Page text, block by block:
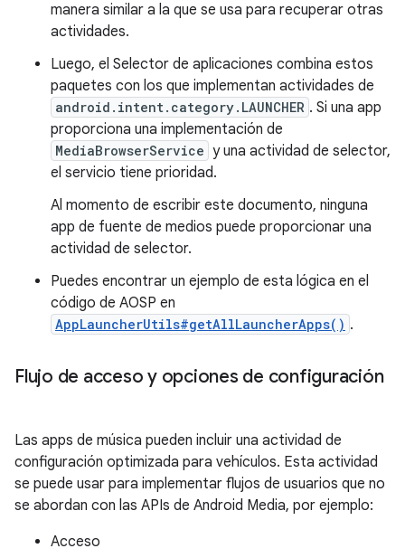
manera similar a la que se usa para recuperar otras
actividades.
Luego, el Selector de aplicaciones combina estos
paquetes con los que implementan actividades de
android.intent.category.LAUNCHER . Si una app
proporciona una implementación de
MediaBrowserService y una actividad de selector,
el servicio tiene prioridad.
Al momento de escribir este documento, ninguna
app de fuente de medios puede proporcionar una
actividad de selector.
Puedes encontrar un ejemplo de esta lógica en el
código de AOSP en
AppLauncherUtils#getAllLauncherApps() .
Flujo de acceso y opciones de configuración
Las apps de música pueden incluir una actividad de
configuración optimizada para vehículos. Esta actividad
se puede usar para implementar flujos de usuarios que no
se abordan con las APIs de Android Media, por ejemplo:
Acceso